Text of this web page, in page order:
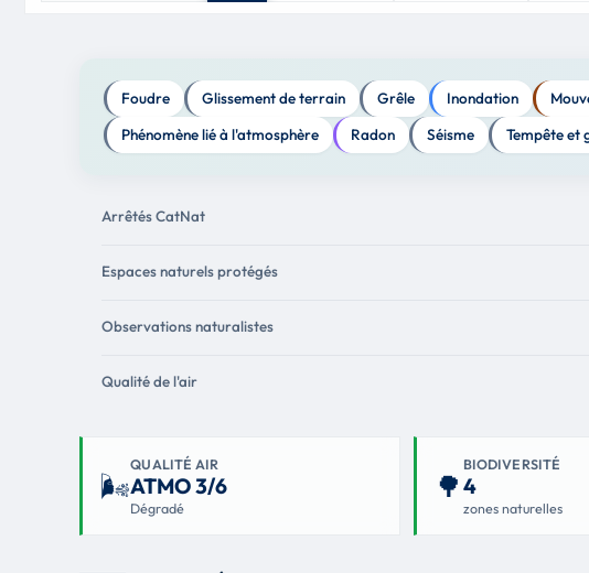
Foudre Glissement de terrain Grêle Inondation
Phénomène lié à l'atmosphère
Radon Séisme Tempête et
Arrêtés CatNat
Espaces naturels protégés
Observations naturalistes
Qualité de l'air
🌬
QUALITÉ AIR
ATMO 3/6
Dégradé
🌳
BIODIVERSITÉ
4
zones naturelles